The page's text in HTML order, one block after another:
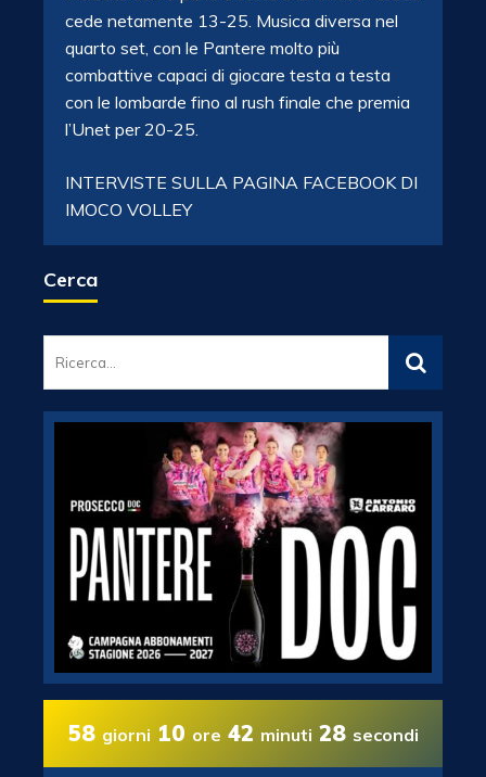
cede netamente 13-25. Musica diversa nel
quarto set, con le Pantere molto più
combattive capaci di giocare testa a testa
con le lombarde fino al rush finale che premia
l’Unet per 20-25.
INTERVISTE SULLA PAGINA FACEBOOK DI
IMOCO VOLLEY
Cerca
58 giorni 10 ore 42 minuti 27 secondi